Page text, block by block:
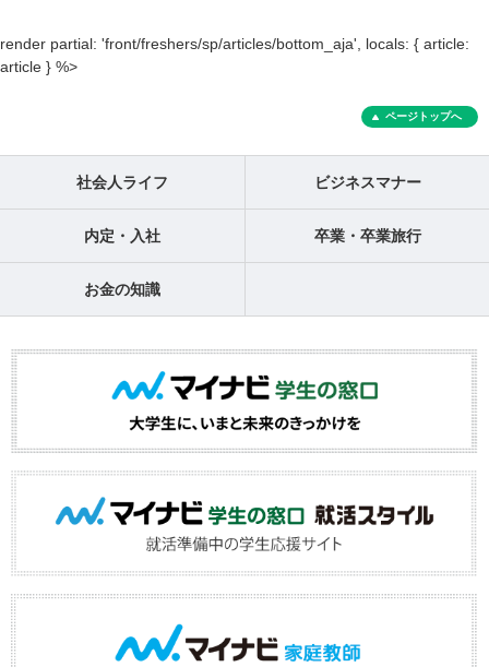
render partial: 'front/freshers/sp/articles/bottom_aja', locals: { article:
article } %>
ページトップへ
社会人ライフ ビジネスマナー
内定・入社 卒業・卒業旅行
お金の知識